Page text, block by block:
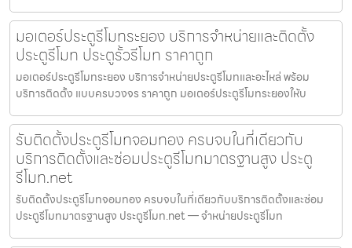
มอเตอร์ประตูรีโมทระยอง บริการจำหน่ายและติดตั้ง
ประตูรีโมท ประตูรั้วรีโมท ราคาถูก
มอเตอร์ประตูรีโมทระยอง บริการจำหน่ายประตูรีโมทและอะไหล่ พร้อม
บริการติดตั้ง แบบครบวงจร ราคาถูก มอเตอร์ประตูรีโมทระยองให้บ
รับติดตั้งประตูรีโมทจอมทอง ครบจบในที่เดียวกับ
บริการติดตั้งและซ่อมประตูรีโมทมาตรฐานสูง ประตู
รีโมท.net
รับติดตั้งประตูรีโมทจอมทอง ครบจบในที่เดียวกับบริการติดตั้งและซ่อม
ประตูรีโมทมาตรฐานสูง ประตูรีโมท.net — จำหน่ายประตูรีโมท